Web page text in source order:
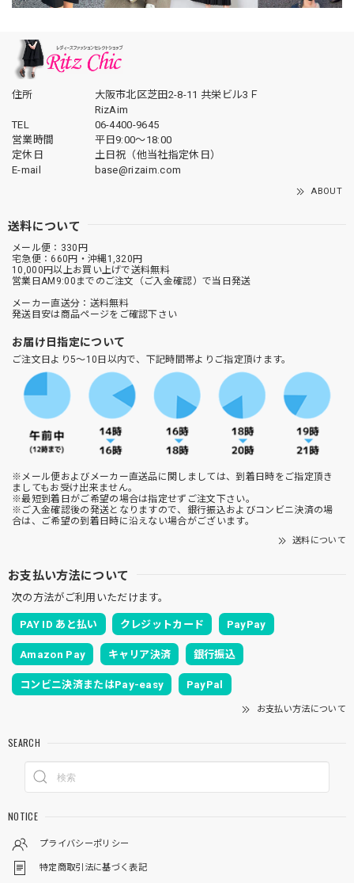
住所
大阪市北区芝田2-8-11 共栄ビル3Ｆ
RizAim
TEL
06-4400-9645
営業時間
平日9:00～18:00
定休日
土日祝（他当社指定休日）
E-mail
base@rizaim.com
ABOUT
送料について
メール便：330円
宅急便：660円・沖縄1,320円
10,000円以上お買い上げで送料無料
営業日AM9:00までのご注文（ご入金確認）で当日発送
メーカー直送分：送料無料
発送目安は商品ページをご確認下さい
お届け日指定について
ご注文日より5～10日以内で、下記時間帯よりご指定頂けます。
※メール便およびメーカー直送品に関しましては、到着日時をご指定頂き
ましてもお受け出来ません。
※最短到着日がご希望の場合は指定せずご注文下さい。
※ご入金確認後の発送となりますので、銀行振込およびコンビニ決済の場
合は、ご希望の到着日時に沿えない場合がございます。
送料について
お支払い方法について
次の方法がご利用いただけます。
PAY ID あと払い クレジットカード PayPay
Amazon Pay キャリア決済 銀行振込
コンビニ決済またはPay-easy PayPal
お支払い方法について
SEARCH
NOTICE
プライバシーポリシー
特定商取引法に基づく表記